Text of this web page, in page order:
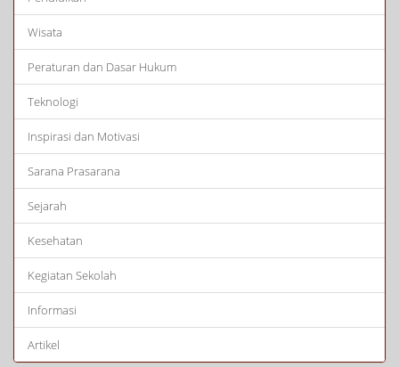
Wisata
Peraturan dan Dasar Hukum
Teknologi
Inspirasi dan Motivasi
Sarana Prasarana
Sejarah
Kesehatan
Kegiatan Sekolah
Informasi
Artikel